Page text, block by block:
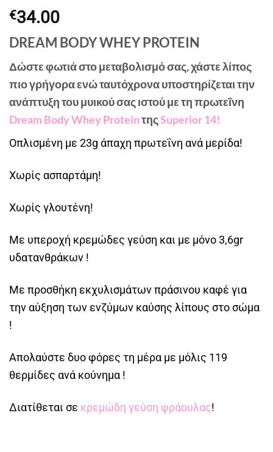
€34.00
DREAM BODY WHEY PROTEIN
Δώστε φωτιά στο μεταβολισμό σας, χάστε λίπος
πιο γρήγορα ενώ ταυτόχρονα υποστηρίζεται την
ανάπτυξη του μυικού σας ιστού με τη πρωτεΐνη
Dream Body Whey ProteinτηςSuperior 14!
Οπλισμένη με 23g άπαχη πρωτεΐνη ανά μερίδα!
Χωρίς ασπαρτάμη!
Χωρίς γλουτένη!
Με υπεροχή κρεμώδες γεύση και με μόνο 3,6gr
υδατανθράκων !
Με προσθήκη εκχυλισμάτων πράσινου καφέ για
την αύξηση των ενζύμων καύσης λίπους στο σώμα
!
Απολαύστε δυο φόρες τη μέρα με μόλις 119
θερμίδες ανά κούνημα !
Διατίθεται σε κρεμώδη γεύση φράουλας!